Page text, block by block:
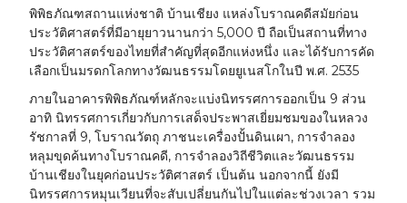
พิพิธภัณฑสถานแห่งชาติ บ้านเชียง แหล่งโบราณคดีสมัยก่อน
ประวัติศาสตร์ที่มีอายุยาวนานกว่า 5,000 ปี ถือเป็นสถานที่ทาง
ประวัติศาสตร์ของไทยที่สำคัญที่สุดอีกแห่งหนึ่ง และได้รับการคัด
เลือกเป็นมรดกโลกทางวัฒนธรรมโดยยูเนสโกในปี พ.ศ. 2535
ภายในอาคารพิพิธภัณฑ์หลักจะแบ่งนิทรรศการออกเป็น 9 ส่วน
อาทิ นิทรรศการเกี่ยวกับการเสด็จประพาสเยี่ยมชมของในหลวง
รัชกาลที่ 9, โบราณวัตถุ ภาชนะเครื่องปั้นดินเผา, การจำลอง
หลุมขุดค้นทางโบราณคดี, การจำลองวิถีชีวิตและวัฒนธรรม
บ้านเชียงในยุคก่อนประวัติศาสตร์ เป็นต้น นอกจากนี้ ยังมี
นิทรรศการหมุนเวียนที่จะสับเปลี่ยนกันไปในแต่ละช่วงเวลา รวม